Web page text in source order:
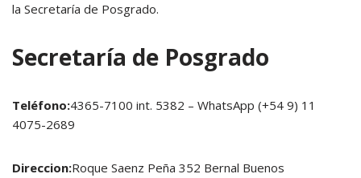
la Secretaría de Posgrado.
Secretaría de Posgrado
Teléfono:4365-7100 int. 5382 – WhatsApp (+54 9) 11
4075-2689
Direccion:Roque Saenz Peña 352 Bernal Buenos